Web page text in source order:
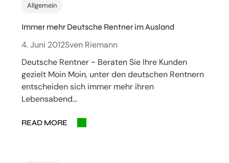
Allgemein
Immer mehr Deutsche Rentner im Ausland
4. Juni 2012Sven Riemann
Deutsche Rentner ~ Beraten Sie Ihre Kunden
gezielt Moin Moin, unter den deutschen Rentnern
entscheiden sich immer mehr ihren
Lebensabend…
READ MORE